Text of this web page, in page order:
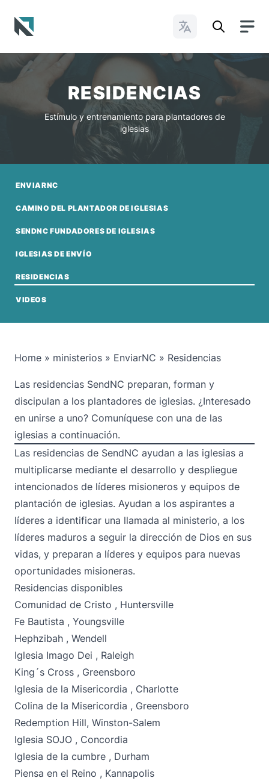
Cambiar idioma
RESIDENCIAS
Estímulo y entrenamiento para plantadores de
iglesias
ENVIARNC
CAMINO DEL PLANTADOR DE IGLESIAS
SENDNC FUNDADORES DE IGLESIAS
IGLESIAS DE ENVÍO
RESIDENCIAS
VIDEOS
Home » ministerios » EnviarNC » Residencias
Las residencias SendNC preparan, forman y
discipulan a los plantadores de iglesias. ¿Interesado
en unirse a uno? Comuníquese con una de las
iglesias a continuación.
Las residencias de SendNC ayudan a las iglesias a
multiplicarse mediante el desarrollo y despliegue
intencionados de líderes misioneros y equipos de
plantación de iglesias. Ayudan a los aspirantes a
líderes a identificar una llamada al ministerio, a los
líderes maduros a seguir la dirección de Dios en sus
vidas, y preparan a líderes y equipos para nuevas
oportunidades misioneras.
Residencias disponibles
Comunidad de Cristo , Huntersville
Fe Bautista , Youngsville
Hephzibah , Wendell
Iglesia Imago Dei , Raleigh
King´s Cross , Greensboro
Iglesia de la Misericordia , Charlotte
Colina de la Misericordia , Greensboro
Redemption Hill, Winston-Salem
Iglesia SOJO , Concordia
Iglesia de la cumbre , Durham
Piensa en el Reino , Kannapolis